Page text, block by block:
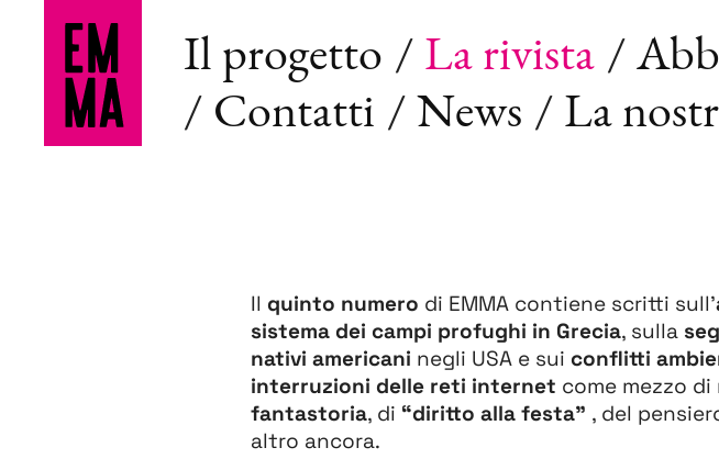
Il progetto La rivista
Contatti
News La
Ilquinto numero di EMMA contiene scritti sull’
sistema dei campi profughi in Grecia, sulla
nativi americani negli USA e suiconflitti
interruzioni delle reti internet come mezzo
fantastoria, di “diritto alla festa” , del
altro ancora.